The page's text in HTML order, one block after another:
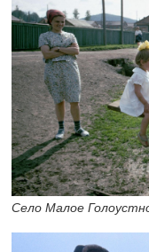
Село Малое